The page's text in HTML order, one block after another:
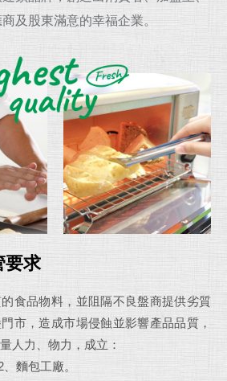
及股東滿意的幸福企業。
要求
食品物料，並阻隔不良盤商提供劣質
市，造成市場侵蝕並影響產品品質，
人力、物力，成立：
麵包工廠。